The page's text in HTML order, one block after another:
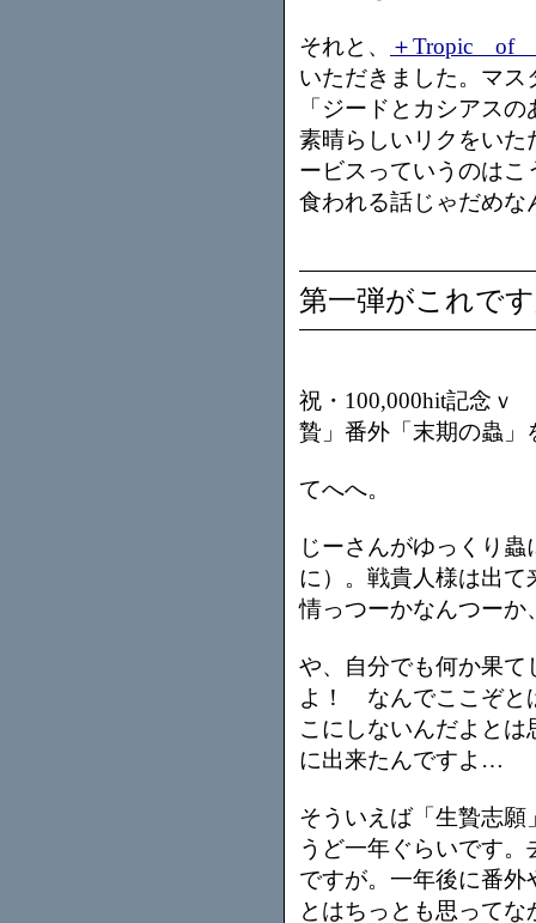
それと、
＋Tropic of
いただきました。マ
「ジードとカシアス
素晴らしいリクをい
ービスっていうのは
食われる話じゃだめな
第一弾がこれで
祝・100,000hit記念ｖ
贄」番外「末期の蟲」
てへへ。
じーさんがゆっくり
に）。戦貴人様は出
情っつーかなんつーか
や、自分でも何か果て
よ！ なんでここぞと
こにしないんだよと
に出来たんですよ…
そういえば「生贄志
うど一年ぐらいです
ですが。一年後に番
とはちっとも思って